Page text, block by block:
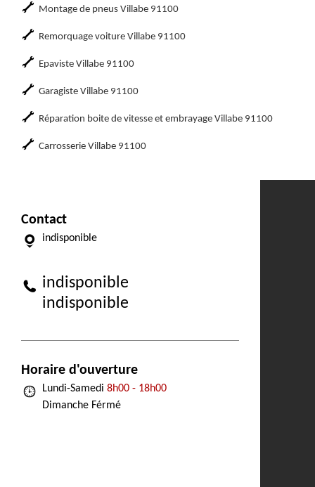
Montage de pneus Villabe 91100
Remorquage voiture Villabe 91100
Epaviste Villabe 91100
Garagiste Villabe 91100
Réparation boite de vitesse et embrayage Villabe 91100
Carrosserie Villabe 91100
Contact
indisponible
indisponible
indisponible
Horaire d'ouverture
Lundi-Samedi 8h00 - 18h00
Dimanche Férmé